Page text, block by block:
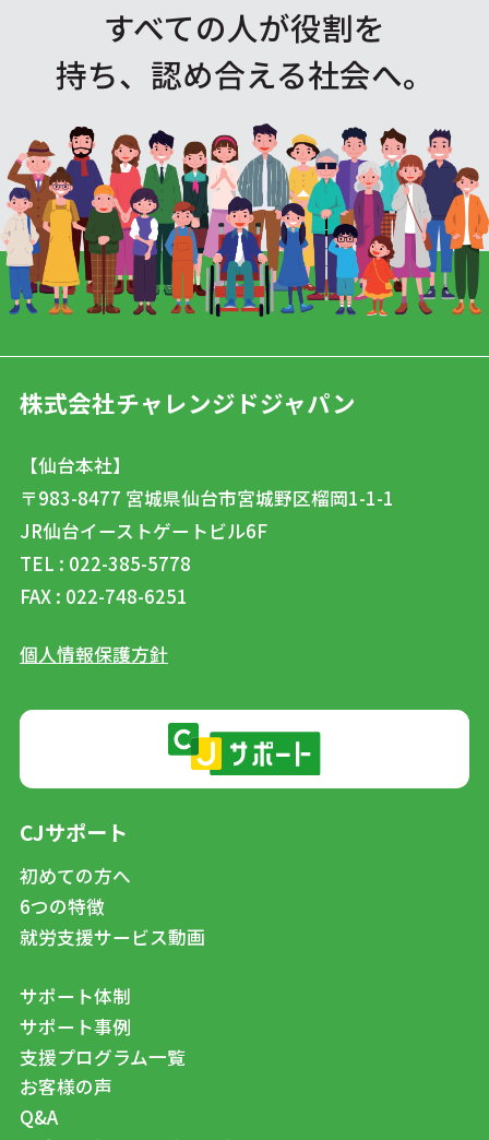
すべての人が役割を
持ち、認め合える社会へ。
株式会社チャレンジドジャパン
【仙台本社】
〒983-8477 宮城県仙台市宮城野区榴岡1-1-1
JR仙台イーストゲートビル6F
TEL : 022-385-5778
FAX : 022-748-6251
個人情報保護方針
CJサポート
初めての方へ
6つの特徴
就労支援サービス動画
サポート体制
サポート事例
支援プログラム一覧
お客様の声
Q&A